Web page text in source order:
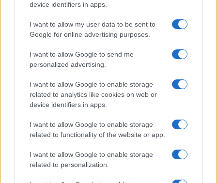
device identifiers in apps.
I want to allow my user data to be sent to
Google for online advertising purposes.
I want to allow Google to send me
personalized advertising.
I want to allow Google to enable storage
related to analytics like cookies on web or
device identifiers in apps.
I want to allow Google to enable storage
related to functionality of the website or app.
I want to allow Google to enable storage
related to personalization.
Continua a leggere